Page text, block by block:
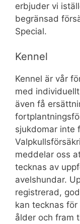
erbjuder vi
begränsad
Special.
Kennel
Kennel är vår
med
även få
sjukdomar inte
meddelar oss
tecknas av
avelshundar.
registrerad,
kan tecknas
ålder och fram